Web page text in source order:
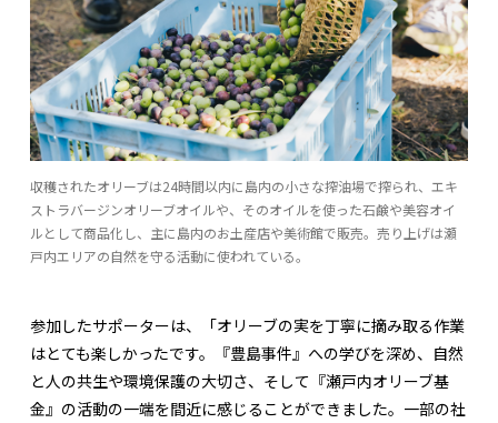
収穫されたオリーブは24時間以内に島内の小さな搾油場で搾られ、エキ
ストラバージンオリーブオイルや、そのオイルを使った石鹸や美容オイ
ルとして商品化し、主に島内のお土産店や美術館で販売。売り上げは瀬
戸内エリアの自然を守る活動に使われている。
参加したサポーターは、「オリーブの実を丁寧に摘み取る作業
はとても楽しかったです。『豊島事件』への学びを深め、自然
と人の共生や環境保護の大切さ、そして『瀬戸内オリーブ基
金』の活動の一端を間近に感じることができました。一部の社